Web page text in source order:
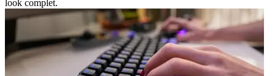
look complet.